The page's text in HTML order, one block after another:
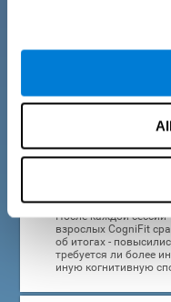
приверженности к
Взрослым с
прочитать и понять
всегда
инструкции к
После каждой сессии
взрослых CogniFit
об итогах -
требуется ли более
иную когнитивную